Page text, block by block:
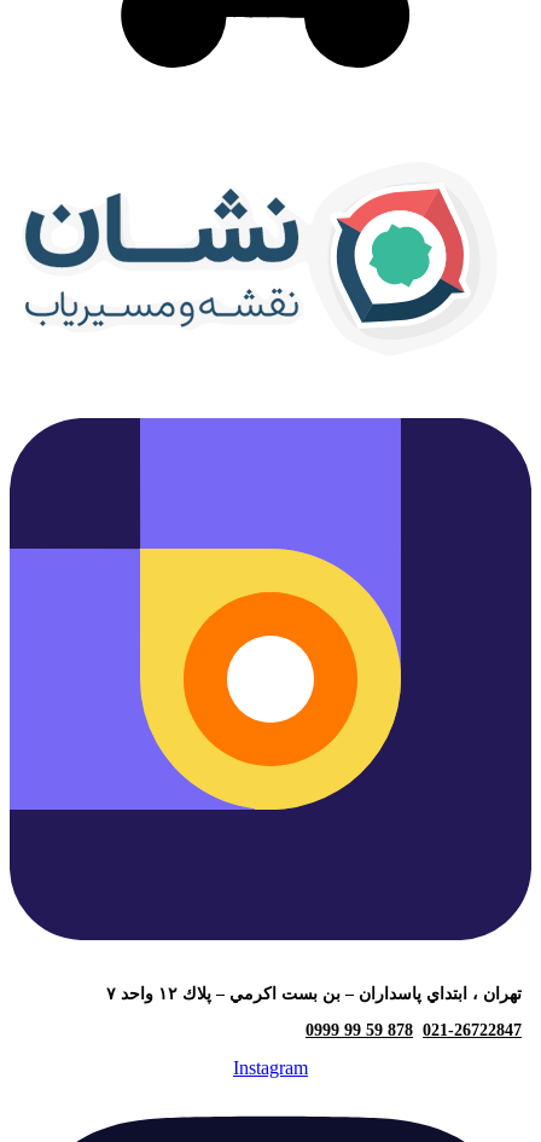
تهران ، ابتداي پاسداران – بن بست اكرمي – پلاك ١٢ واحد ٧
021-26722847
878 59 99 0999
Instagram